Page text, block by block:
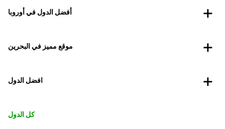
أفضل الدول في أوروبا
موقع مميز في البحرين
افضل الدول
كل الدول